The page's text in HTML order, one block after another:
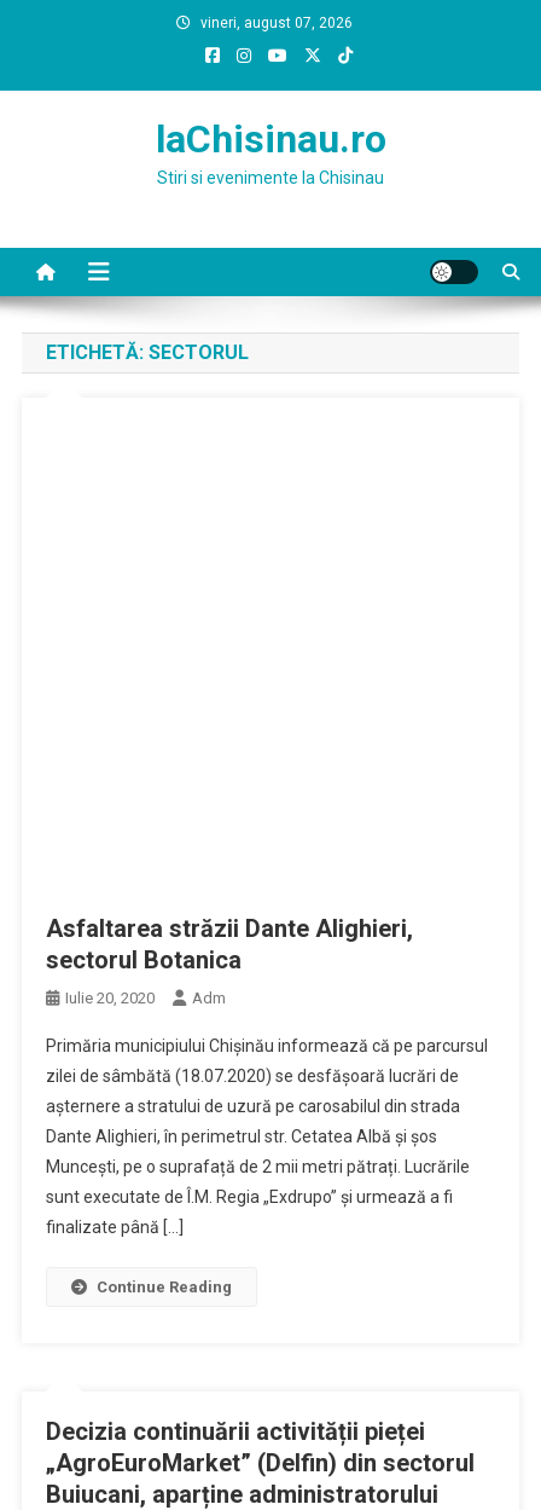
vineri, august 07, 2026
laChisinau.ro
Stiri si evenimente la Chisinau
ETICHETĂ: SECTORUL
Asfaltarea străzii Dante Alighieri,
sectorul Botanica
Iulie 20, 2020 Adm
Primăria municipiului Chișinău informează că pe parcursul
zilei de sâmbătă (18.07.2020) se desfășoară lucrări de
așternere a stratului de uzură pe carosabilul din strada
Dante Alighieri, în perimetrul str. Cetatea Albă și șos
Muncești, pe o suprafață de 2 mii metri pătrați. Lucrările
sunt executate de Î.M. Regia „Exdrupo” și urmează a fi
finalizate până […]
Continue Reading
Decizia continuării activității pieței
„AgroEuroMarket” (Delfin) din sectorul
Buiucani, aparține administratorului